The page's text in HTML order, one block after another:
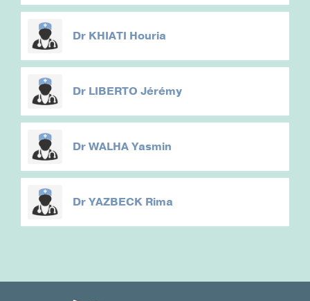
Dr KHIATI Houria
Dr LIBERTO Jérémy
DrWALHA Yasmin
DrYAZBECK Rima